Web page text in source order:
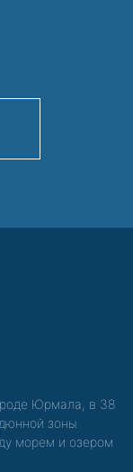
Юрмала, в 38
зоны
морем и озером